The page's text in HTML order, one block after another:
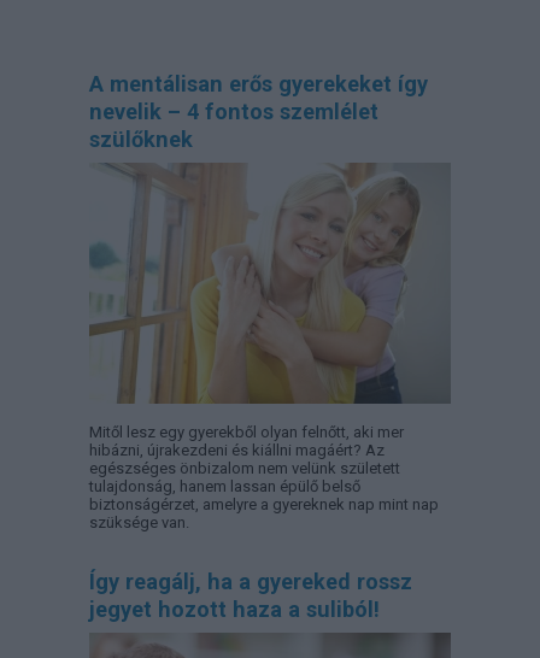
A mentálisan erős gyerekeket így
nevelik – 4 fontos szemlélet
szülőknek
Mitől lesz egy gyerekből olyan felnőtt, aki mer
hibázni, újrakezdeni és kiállni magáért? Az
egészséges önbizalom nem velünk született
tulajdonság, hanem lassan épülő belső
biztonságérzet, amelyre a gyereknek nap mint nap
szüksége van.
Így reagálj, ha a gyereked rossz
jegyet hozott haza a suliból!